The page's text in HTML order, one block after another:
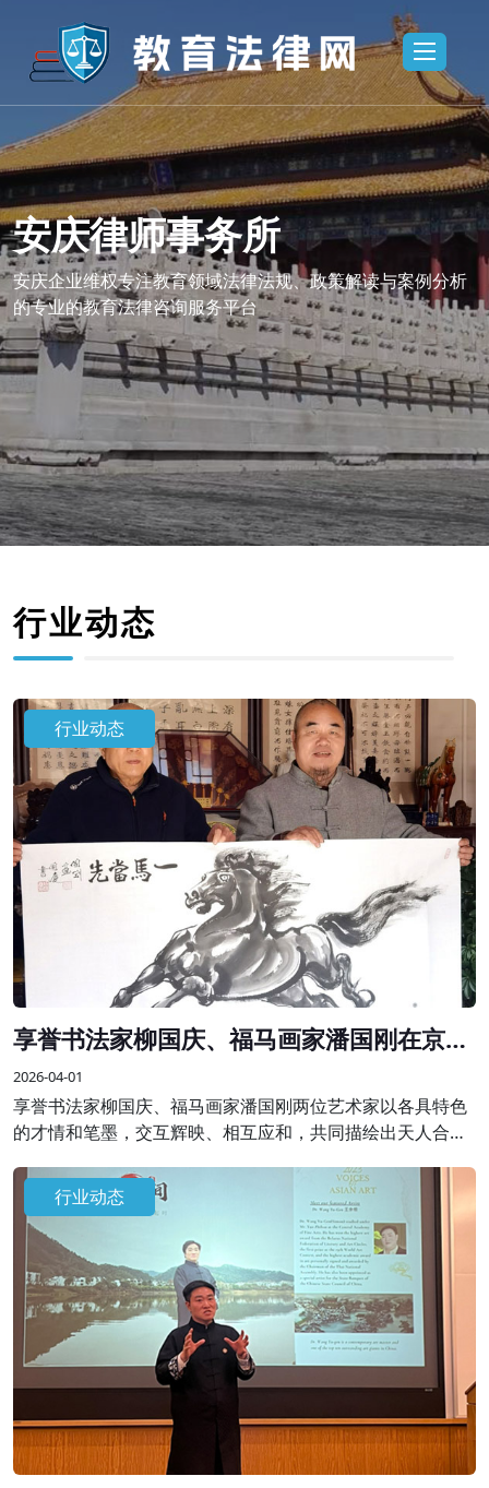
,安庆法律
权
安庆律师事务所
安庆企业维权专注教育领域法律法规、政策解读与案例分析
的专业的教育法律咨询服务平台
安庆律师事
咨询,安庆企
行业动态
行业动态
享誉书法家柳国庆、福马画家潘国刚在京联
袂创作精品画作
2026-04-01
享誉书法家柳国庆、福马画家潘国刚两位艺术家以各具特色
的才情和笔墨，交互辉映、相互应和，共同描绘出天人合一
愿，抒发新时代的“精气神”。
行业动态